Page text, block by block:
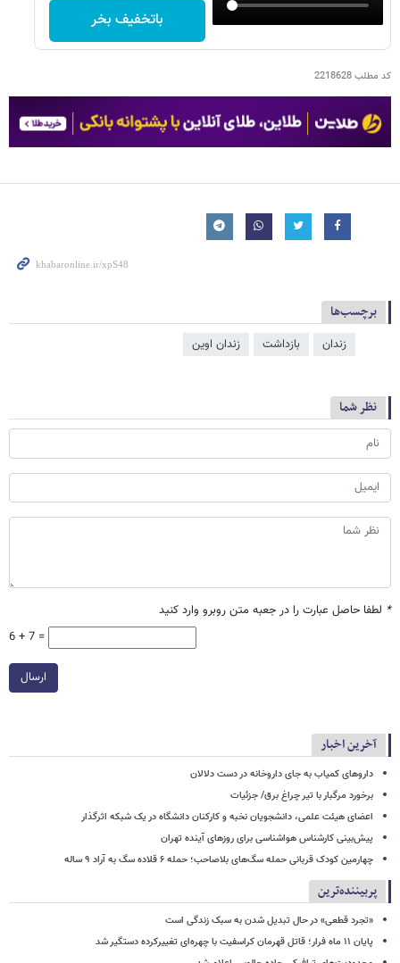
باتخفیف بخر
کد مطلب2218628
برچسب‌ها
زندان بازداشت زندان اوین
نظر شما
* لطفا حاصل عبارت را در جعبه متن روبرو وارد کنید
6 + 7 =
ارسال
آخرین اخبار
داروهای کمیاب به جای داروخانه در دست دلالان
برخورد مرگبار با تیر چراغ برق/ جزئیات
اعضای هیئت علمی، دانشجویان نخبه و کارکنان دانشگاه در یک شبکه‌ اثرگذار
پیش‌بینی کارشناس هواشناسی برای روزهای آینده تهران
چهارمین کودک قربانی حمله سگ‌های بلاصاحب؛ حمله ۶ قلاده سگ به آراد ۹ ساله
پربیننده‌ترین
«تجرد قطعی» در حال تبدیل شدن به سبک زندگی است
پایان ۱۱ ماه فرار؛ قاتل قهرمان کراسفیت با چهره‌ای تغییرکرده دستگیر شد